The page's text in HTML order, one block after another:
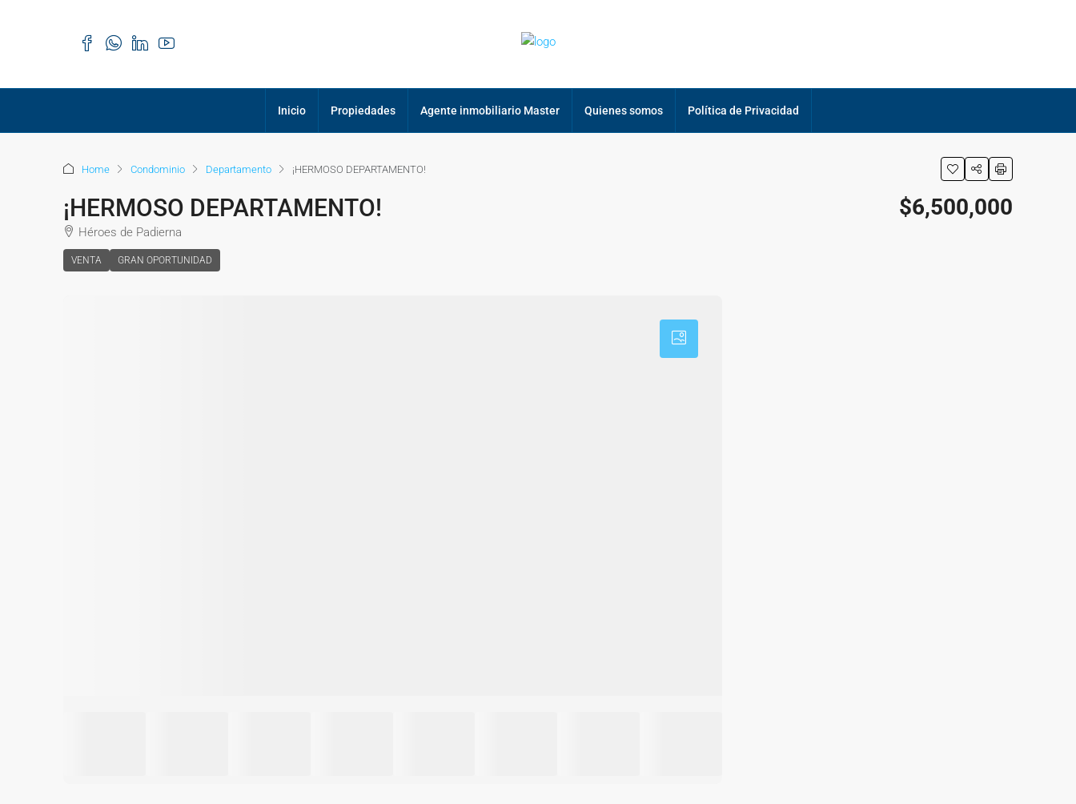
Inicio Propiedades Agente inmobiliario Master Quienes somos Política de Privacidad
Home Condominio Departamento ¡HERMOSO DEPARTAMENTO!
¡HERMOSO DEPARTAMENTO!
Héroes de Padierna
VENTA GRAN OPORTUNIDAD
$6,500,000